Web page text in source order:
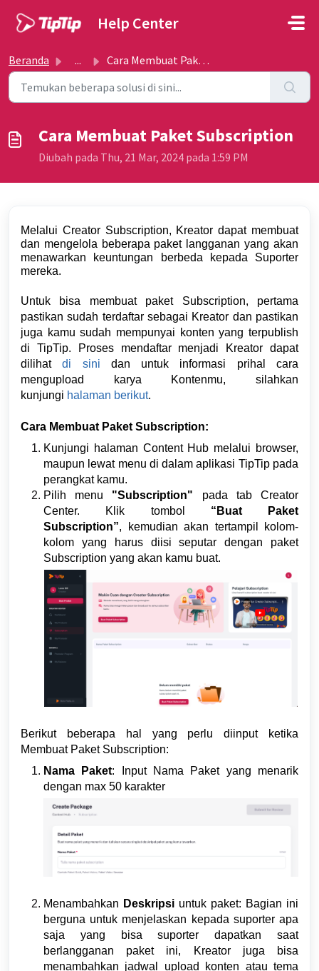
Help Center
Beranda ... Cara Membuat Paket Subscription
Cara Membuat Paket Subscription
Diubah pada Thu, 21 Mar, 2024 pada 1:59 PM
Melalui Creator Subscription, Kreator dapat membuat
dan mengelola beberapa paket langganan yang akan
menawarkan keuntungan berbeda kepada Suporter
mereka.
Untuk bisa membuat paket Subscription, pertama
pastikan sudah terdaftar sebagai Kreator dan pastikan
juga kamu sudah mempunyai konten yang terpublish
di TipTip. Proses mendaftar menjadi Kreator dapat
dilihat
di sini
dan untuk informasi prihal cara
mengupload karya Kontenmu, silahkan
kunjungi halaman berikut.
Cara Membuat Paket Subscription:
Kunjungi halaman Content Hub melalui browser,
maupun lewat menu di dalam aplikasi TipTip pada
perangkat kamu.
Pilih menu "Subscription" pada tab Creator
Center.
Klik tombol “Buat Paket
Subscription”,
kemudian akan tertampil kolom-
kolom yang harus diisi seputar dengan paket
Subscription yang akan kamu buat.
Berikut beberapa hal yang perlu diinput ketika
Membuat Paket Subscription:
Nama Paket: Input Nama Paket yang menarik
dengan max 50 karakter
Menambahkan Deskripsi untuk paket: Bagian ini
berguna untuk menjelaskan kepada suporter apa
saja yang bisa suporter dapatkan saat
berlangganan paket ini, Kreator juga bisa
menambahkan jadwal upload konten atau tema